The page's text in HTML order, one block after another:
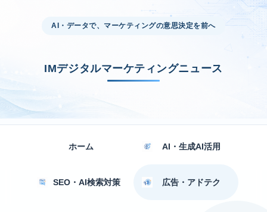
AI・データで、マーケティングの意思決定を前へ
IMデジタルマーケティングニュース
ホーム AI・生成AI活用
SEO・AI検索対策 広告・アドテク